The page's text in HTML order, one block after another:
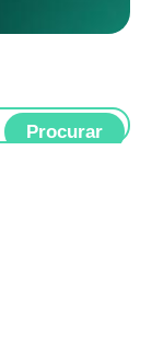
Procurar